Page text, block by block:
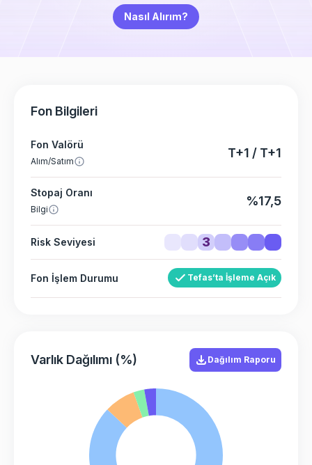
Nasıl Alırım?
Fon Bilgileri
Fon Valörü
Alım/Satım
T+1 / T+1
Stopaj Oranı
Bilgi
%17,5
Risk Seviyesi 3
Fon İşlem Durumu Tefas’ta İşleme Açık
Varlık Dağılımı (%) Dağılım Raporu